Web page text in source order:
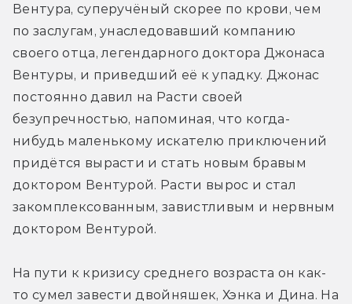
Вентура, суперучёный скорее по крови, чем
по заслугам, унаследовавший компанию
своего отца, легендарного доктора Джонаса
Вентуры, и приведший её к упадку. Джонас
постоянно давил на Расти своей
безупречностью, напоминая, что когда-
нибудь маленькому искателю приключений
придётся вырасти и стать новым бравым
доктором Вентурой. Расти вырос и стал
закомплексованным, завистливым и нервным
доктором Вентурой.
На пути к кризису среднего возраста он как-
то сумел завести двойняшек, Хэнка и Дина. На